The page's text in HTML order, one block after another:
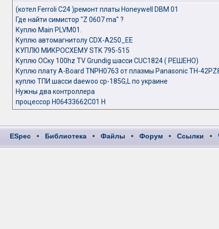
(котел Ferroli C24 )ремонт платы Honeywell DBM 01
Где найти симистор "Z 0607 ma" ?
Куплю Main PLVM01.
Куплю автомагнитолу CDX-A250_EE
КУПЛЮ МИКРОСХЕМУ STK 795-515
Куплю ОСку 100hz TV Grundig шасси CUC1824 ( РЕШЕНО)
Куплю плату A-Board TNPH0763 от плазмы Panasonic TH-
куплю ТПИ шасси daewoo cp-185G,L по украине
Нужны два контроллера
процессор Н06433662С01 Н
ESpec • Библиотека • Файлы • Форум • Ссылки •